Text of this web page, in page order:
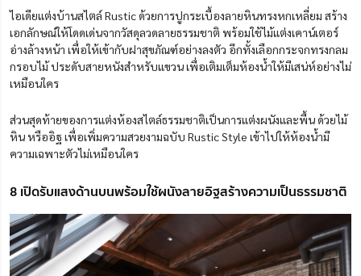
ไอเดียแต่งบ้านสไตล์ Rustic ด้วยการปูกระเบื้องลายหินทรงหกเหลี่ยม สร้าง
เอกลักษณ์ให้โดดเด่นจากวัสดุลวดลายธรรมชาติ พร้อมใช้ไม้แต่งเคาน์เตอร์
อ่างล้างหน้า เพื่อให้เข้ากับฝาสุขภัณฑ์อย่างลงตัว อีกทั้งเลือกกระจกทรงกลม
กรอบไม้ ประดับสายหนังสำหรับแขวน เพื่อเติมเต็มห้องน้ำให้มีเสน่ห์อย่างไม่
เหมือนใคร
ส่วนสุดท้ายของการแต่งห้องสไตล์ธรรมชาติเป็นการแต่งผนังและพื้น ด้วยไม้
หิน หรืออิฐ เพื่อเพิ่มความสวยงามฉบับ Rustic Style เข้าไปให้ห้องน้ำมี
ความเฉพาะตัวไม่เหมือนใคร
8 เปิดรับแสงด้านบนพร้อมใช้ผนังลายอิฐสร้างความเป็นธรรมชาติ